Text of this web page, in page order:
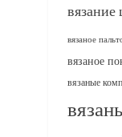
вязаное
вязаное
вязаные